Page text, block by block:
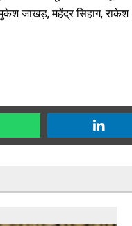
मुकेश जाखड़, महेंद्र सिहाग, राकेश